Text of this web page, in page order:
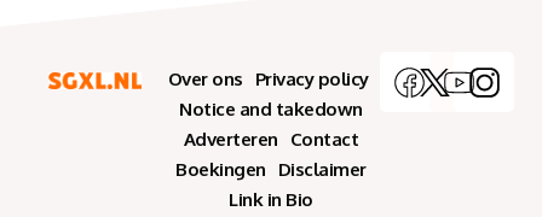
Over ons
Privacy policy
Notice and takedown
Adverteren
Contact
Boekingen
Disclaimer
Link in Bio